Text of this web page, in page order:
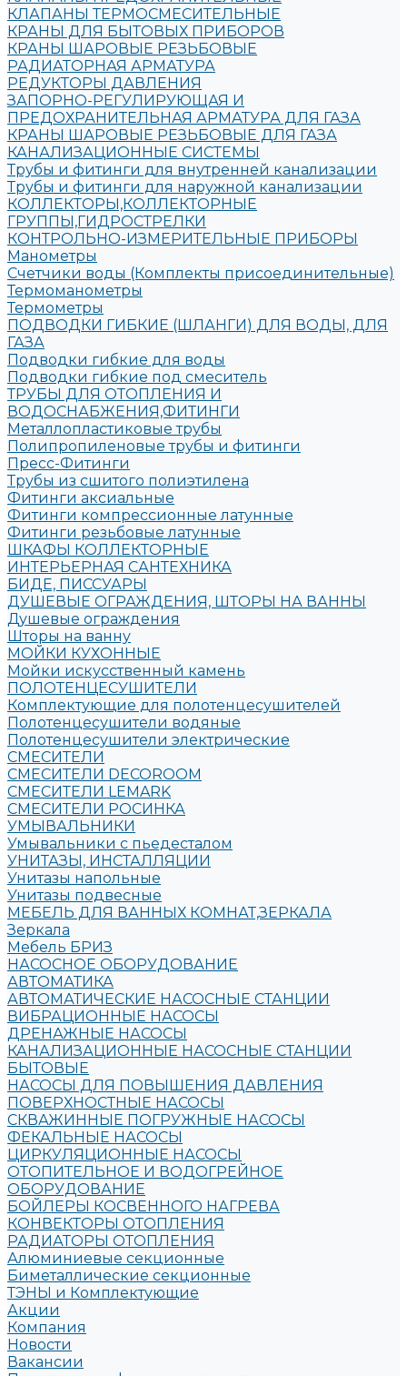
КЛАПАНЫ ТЕРМОСМЕСИТЕЛЬНЫЕ
КРАНЫ ДЛЯ БЫТОВЫХ ПРИБОРОВ
КРАНЫ ШАРОВЫЕ РЕЗЬБОВЫЕ
РАДИАТОРНАЯ АРМАТУРА
РЕДУКТОРЫ ДАВЛЕНИЯ
ЗАПОРНО-РЕГУЛИРУЮЩАЯ И
ПРЕДОХРАНИТЕЛЬНАЯ АРМАТУРА ДЛЯ ГАЗА
КРАНЫ ШАРОВЫЕ РЕЗЬБОВЫЕ ДЛЯ ГАЗА
КАНАЛИЗАЦИОННЫЕ СИСТЕМЫ
Трубы и фитинги для внутренней канализации
Трубы и фитинги для наружной канализации
КОЛЛЕКТОРЫ,КОЛЛЕКТОРНЫЕ
ГРУППЫ,ГИДРОСТРЕЛКИ
КОНТРОЛЬНО-ИЗМЕРИТЕЛЬНЫЕ ПРИБОРЫ
Манометры
Счетчики воды (Комплекты присоединительные)
Термоманометры
Термометры
ПОДВОДКИ ГИБКИЕ (ШЛАНГИ) ДЛЯ ВОДЫ, ДЛЯ
ГАЗА
Подводки гибкие для воды
Подводки гибкие под смеситель
ТРУБЫ ДЛЯ ОТОПЛЕНИЯ И
ВОДОСНАБЖЕНИЯ,ФИТИНГИ
Металлопластиковые трубы
Полипропиленовые трубы и фитинги
Пресс-Фитинги
Трубы из сшитого полиэтилена
Фитинги аксиальные
Фитинги компрессионные латунные
Фитинги резьбовые латунные
ШКАФЫ КОЛЛЕКТОРНЫЕ
ИНТЕРЬЕРНАЯ САНТЕХНИКА
БИДЕ, ПИССУАРЫ
ДУШЕВЫЕ ОГРАЖДЕНИЯ, ШТОРЫ НА ВАННЫ
Душевые ограждения
Шторы на ванну
МОЙКИ КУХОННЫЕ
Мойки искусственный камень
ПОЛОТЕНЦЕСУШИТЕЛИ
Комплектующие для полотенцесушителей
Полотенцесушители водяные
Полотенцесушители электрические
СМЕСИТЕЛИ
СМЕСИТЕЛИ DECOROOM
СМЕСИТЕЛИ LEMARK
СМЕСИТЕЛИ РОСИНКА
УМЫВАЛЬНИКИ
Умывальники с пьедесталом
УНИТАЗЫ, ИНСТАЛЛЯЦИИ
Унитазы напольные
Унитазы подвесные
МЕБЕЛЬ ДЛЯ ВАННЫХ КОМНАТ,ЗЕРКАЛА
Зеркала
Мебель БРИЗ
НАСОСНОЕ ОБОРУДОВАНИЕ
АВТОМАТИКА
АВТОМАТИЧЕСКИЕ НАСОСНЫЕ СТАНЦИИ
ВИБРАЦИОННЫЕ НАСОСЫ
ДРЕНАЖНЫЕ НАСОСЫ
КАНАЛИЗАЦИОННЫЕ НАСОСНЫЕ СТАНЦИИ
БЫТОВЫЕ
НАСОСЫ ДЛЯ ПОВЫШЕНИЯ ДАВЛЕНИЯ
ПОВЕРХНОСТНЫЕ НАСОСЫ
СКВАЖИННЫЕ ПОГРУЖНЫЕ НАСОСЫ
ФЕКАЛЬНЫЕ НАСОСЫ
ЦИРКУЛЯЦИОННЫЕ НАСОСЫ
ОТОПИТЕЛЬНОЕ И ВОДОГРЕЙНОЕ
ОБОРУДОВАНИЕ
БОЙЛЕРЫ КОСВЕННОГО НАГРЕВА
КОНВЕКТОРЫ ОТОПЛЕНИЯ
РАДИАТОРЫ ОТОПЛЕНИЯ
Алюминиевые секционные
Биметаллические секционные
ТЭНЫ и Комплектующие
Акции
Компания
Новости
Вакансии